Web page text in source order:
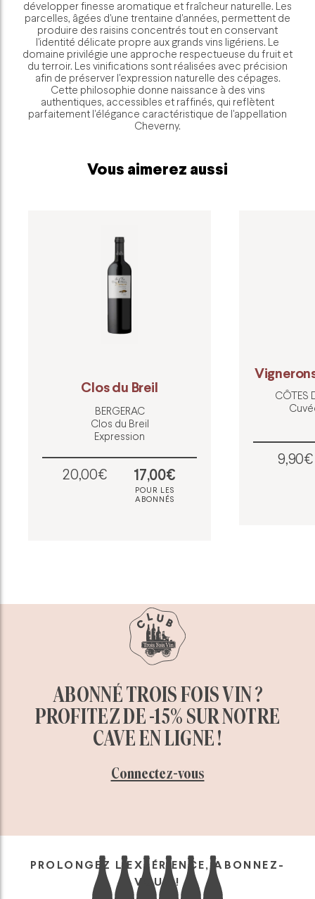
développer finesse aromatique et fraîcheur naturelle. Les
parcelles, âgées d'une trentaine d'années, permettent de
produire des raisins concentrés tout en conservant
l'identité délicate propre aux grands vins ligériens. Le
domaine privilégie une approche respectueuse du fruit et
du terroir. Les vinifications sont réalisées avec précision
afin de préserver l'expression naturelle des cépages.
Cette philosophie donne naissance à des vins
authentiques, accessibles et raffinés, qui reflètent
parfaitement l'élégance caractéristique de l'appellation
Cheverny.
Vous aimerez aussi
Clos du Breil
BERGERAC
Clos du Breil
Expression
20,00€ 17,00€
POUR LES
ABONNÉS
CÔTES
9,90€
ABONNÉ TROIS FOIS VIN ?
PROFITEZ DE -15% SUR NOTRE
CAVE EN LIGNE !
Connectez-vous
PROLONGEZ L’EXPÉRIENCE, ABONNEZ-
VOUS !